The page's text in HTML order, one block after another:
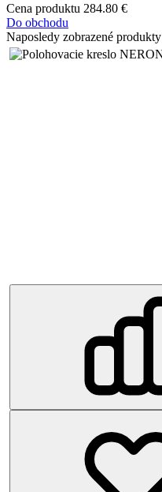
Cena produktu 284.80 €
Do obchodu
Naposledy zobrazené produkty